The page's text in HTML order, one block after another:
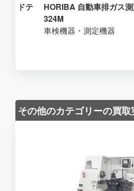
ッドテ
HORIBA 自動車排ガス
324M
車検機器・測定機器
その他のカテゴリーの買取